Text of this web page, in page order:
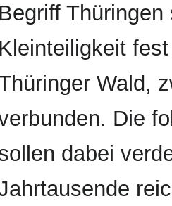
Begriff
Kleinteiligkeit
Wald,
Die
dabei